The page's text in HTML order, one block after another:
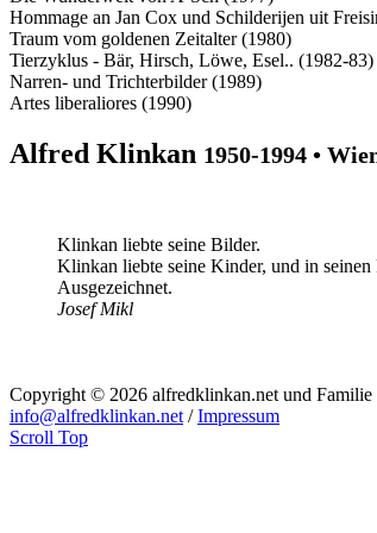
Hommage an Jan Cox und Schilderijen uit
Traum vom goldenen Zeitalter (1980)
Tierzyklus - Bär, Hirsch, Löwe, Esel.. (1982-83)
Narren- und Trichterbilder (1989)
Artes liberaliores (1990)
Alfred Klinkan 1950-1994 •
Klinkan liebte seine Bilder.
Klinkan liebte seine Kinder, und in
Ausgezeichnet.
Josef Mikl
Copyright © 2026 alfredklinkan.net und
info@alfredklinkan.net /Impressum
Scroll Top